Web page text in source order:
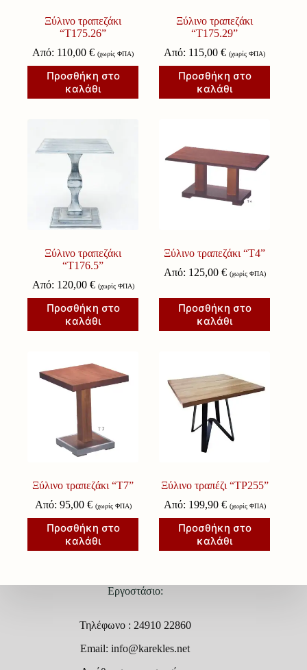
Ξύλινο τραπεζάκι
“Τ175.26”
Από: 110,00€ (χωρίς ΦΠΑ)
Προσθήκη στο
καλάθι
Ξύλινο τραπεζάκι
“Τ175.29”
Από: 115,00€ (χωρίς ΦΠΑ)
Προσθήκη στο
καλάθι
Ξύλινο τραπεζάκι
“Τ176.5”
Από: 120,00 € (χωρίς ΦΠΑ)
Προσθήκη στο
καλάθι
Ξύλινο τραπεζάκι “Τ4”
Από: 125,00 € (χωρίς ΦΠΑ)
Προσθήκη στο
καλάθι
Ξύλινο τραπεζάκι “Τ7”
Από: 95,00 € (χωρίς ΦΠΑ)
Προσθήκη στο
καλάθι
Ξύλινο τραπέζι “ΤΡ255”
Από: 199,90 € (χωρίς ΦΠΑ)
Προσθήκη στο
καλάθι
Εργοστάσιο:
Τηλέφωνο : 24910 22860
Email: info@karekles.net